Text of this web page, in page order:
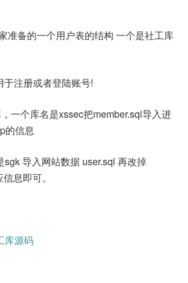
准备的一个用户表的结构 一个是社工库
于注册或者登陆账号!
一个库名是xssec把member.sql导入进
的信息
sgk 导入网站数据 user.sql 再改掉
息即可。
库源码